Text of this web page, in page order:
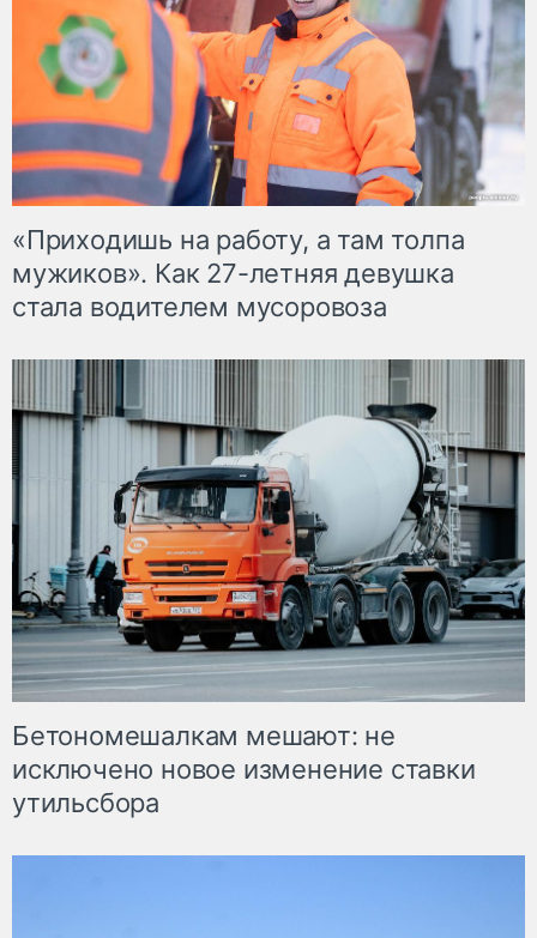
«Приходишь на работу, а там толпа
мужиков». Как 27-летняя девушка
стала водителем мусоровоза
Бетономешалкам мешают: не
исключено новое изменение ставки
утильсбора